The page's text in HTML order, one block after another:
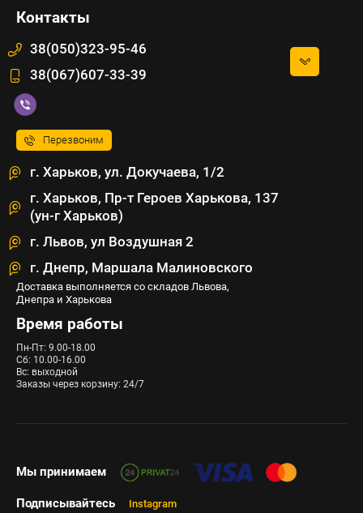
Контакты
38(050)323-95-46
38(067)607-33-39
Перезвоним
г. Харьков, ул. Докучаева, 1/2
г. Харьков, Пр-т Героев Харькова, 137
(ун-г Харьков)
г. Львов, ул Воздушная 2
г. Днепр, Маршала Малиновского
Доставка выполняется со складов Львова,
Днепра и Харькова
Время работы
Пн-Пт: 9.00-18.00
Сб: 10.00-16.00
Вс: выходной
Заказы через корзину: 24/7
Мы принимаем
Подписывайтесь Instagram